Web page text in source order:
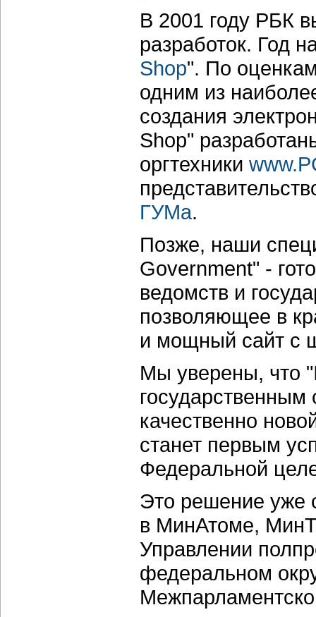
В 2001 году РБК
разработок. Год
Shop". По
одним из
создания
Shop"
оргтехники
ГУМа.
Позже, наши
Government" -
ведомств и
позволяющее в
и мощный сайт с
Мы уверены, что
качественно
станет первым
Федеральной
Это решение уже
в МинАтоме,
Управлении
федеральном